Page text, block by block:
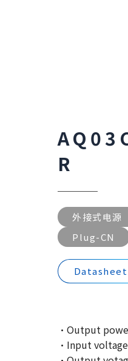
R
外接式电源
Plug-CN
Datasheet
·Output
·Input